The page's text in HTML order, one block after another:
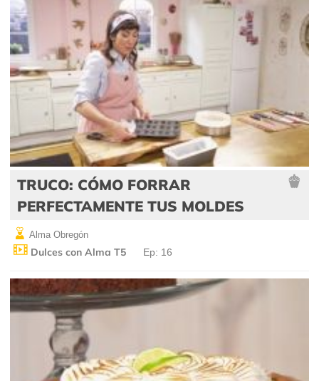
TRUCO: CÓMO FORRAR
PERFECTAMENTE TUS MOLDES
Alma Obregón
Dulces con Alma T5 Ep: 16